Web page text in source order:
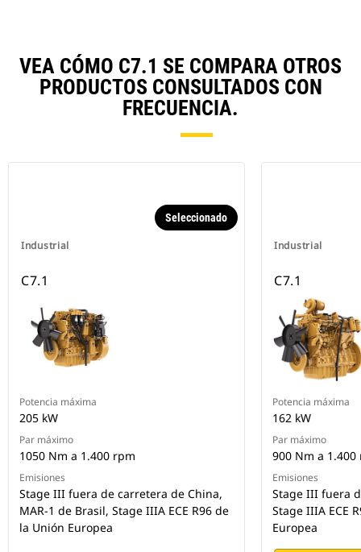
VEA CÓMO C7.1 SE COMPARA OTROS
PRODUCTOS CONSULTADOS CON
FRECUENCIA.
Industrial
Seleccionado
C7.1
Potencia máxima
205 kW
Par máximo
1050 Nm a 1.400 rpm
Emisiones
Stage III fuera de carretera de China,
MAR-1 de Brasil, Stage IIIA ECE R96 de
la Unión Europea
Industrial
C7.1
Potencia máxima
162 kW
Par máximo
900 Nm a 1.400
Emisiones
Stage III fuera
Stage IIIA ECE
Europea